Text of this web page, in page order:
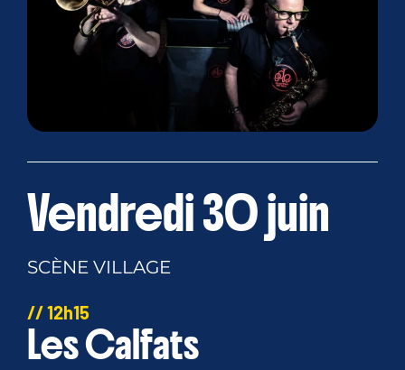
Vendredi 30 juin
SCÈNE VILLAGE
// 12h15
Les Calfats